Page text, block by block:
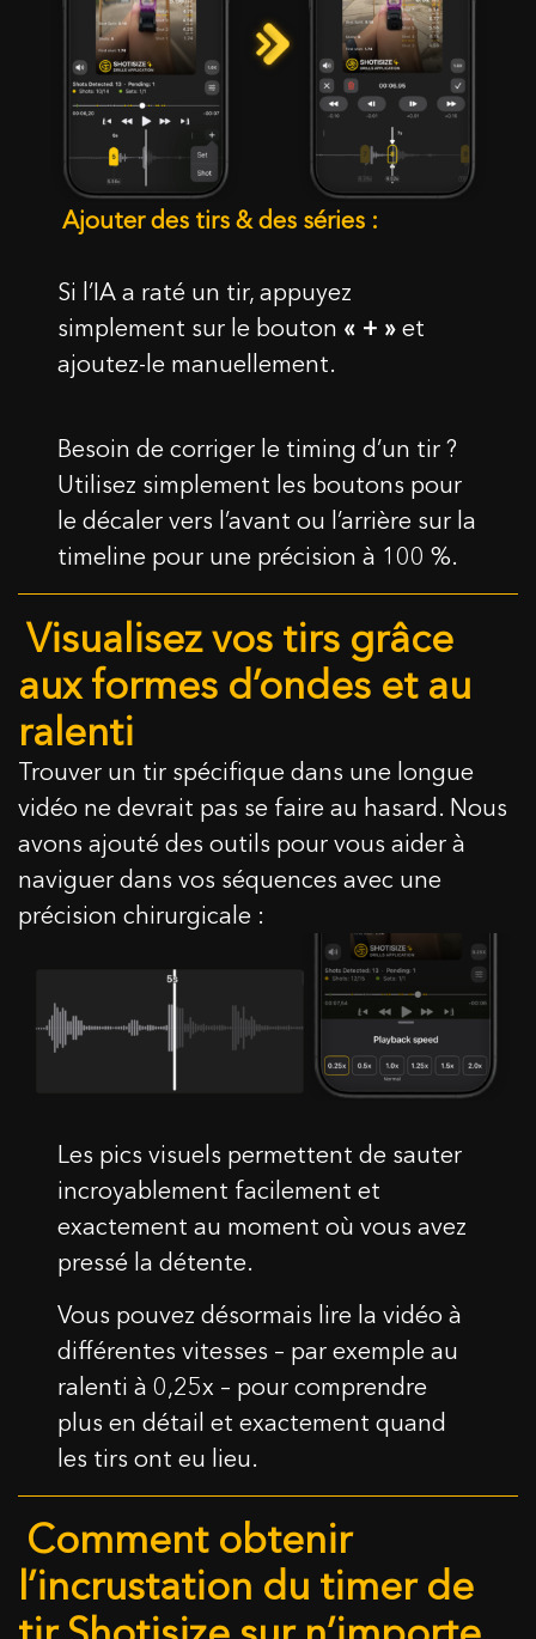
Ajouter des tirs & des séries :
Si l’IA a raté un tir, appuyez
simplement sur le bouton « + » et
ajoutez-le manuellement.
Besoin de corriger le timing d’un tir ?
Utilisez simplement les boutons pour
le décaler vers l’avant ou l’arrière sur la
timeline pour une précision à 100 %.
Visualisez vos tirs grâce
aux formes d’ondes et au
ralenti
Trouver un tir spécifique dans une longue
vidéo ne devrait pas se faire au hasard. Nous
avons ajouté des outils pour vous aider à
naviguer dans vos séquences avec une
précision chirurgicale :
Les pics visuels permettent de sauter
incroyablement facilement et
exactement au moment où vous avez
pressé la détente.
Vous pouvez désormais lire la vidéo à
différentes vitesses – par exemple au
ralenti à 0,25x – pour comprendre
plus en détail et exactement quand
les tirs ont eu lieu.
Comment obtenir
l’incrustation du timer de
Votre bon a été activé !
18.44$ 0,00$
de la commande d'un SG Timer !
Ajouter un SG Timer à votre panier et sélectionner la
couleur de la coque directement dans le panier.
Message
Notice: Changement de pays vers
OUI, JE COMPRENDS ANNULER